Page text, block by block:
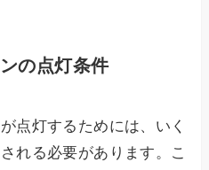
の点灯条件
点灯するためには、いく
れる必要があります。こ